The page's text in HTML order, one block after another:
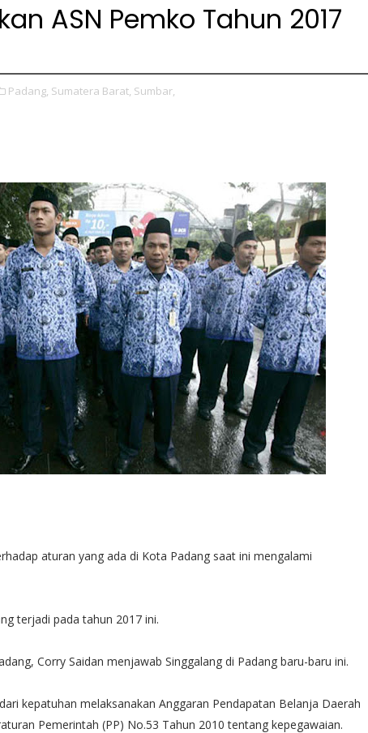
ASN Pemko Tahun 2017
Padang, Sumatera Barat, Sumbar,
aturan yang ada di Kota Padang saat ini mengalami
terjadi pada tahun 2017 ini.
Corry Saidan menjawab Singgalang di Padang baru-baru ini.
kepatuhan melaksanakan Anggaran Pendapatan Belanja Daerah
Pemerintah (PP) No.53 Tahun 2010 tentang kepegawaian.